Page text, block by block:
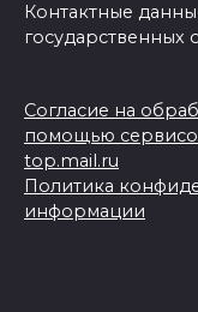
Контактные
государственных
Согласие на
помощью
top.mail.ru
Политика
информации